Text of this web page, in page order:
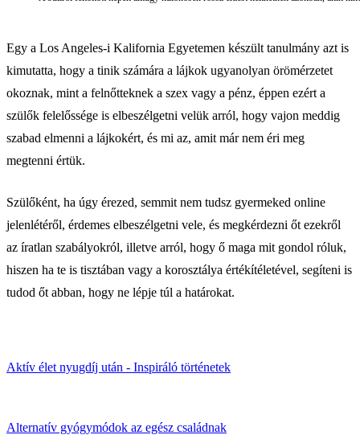
Egy a Los Angeles-i Kalifornia Egyetemen készült tanulmány azt is
kimutatta, hogy a tinik számára a lájkok ugyanolyan örömérzetet
okoznak, mint a felnőtteknek a szex vagy a pénz, éppen ezért a
szülők felelőssége is elbeszélgetni velük arról, hogy vajon meddig
szabad elmenni a lájkokért, és mi az, amit már nem éri meg
megtenni értük.
Szülőként, ha úgy érezed, semmit nem tudsz gyermeked online
jelenlétéről, érdemes elbeszélgetni vele, és megkérdezni őt ezekről
az íratlan szabályokról, illetve arról, hogy ő maga mit gondol róluk,
hiszen ha te is tisztában vagy a korosztálya értékítéletével, segíteni is
tudod őt abban, hogy ne lépje túl a határokat.
Aktív élet nyugdíj után - Inspiráló történetek
Alternatív gyógymódok az egész családnak